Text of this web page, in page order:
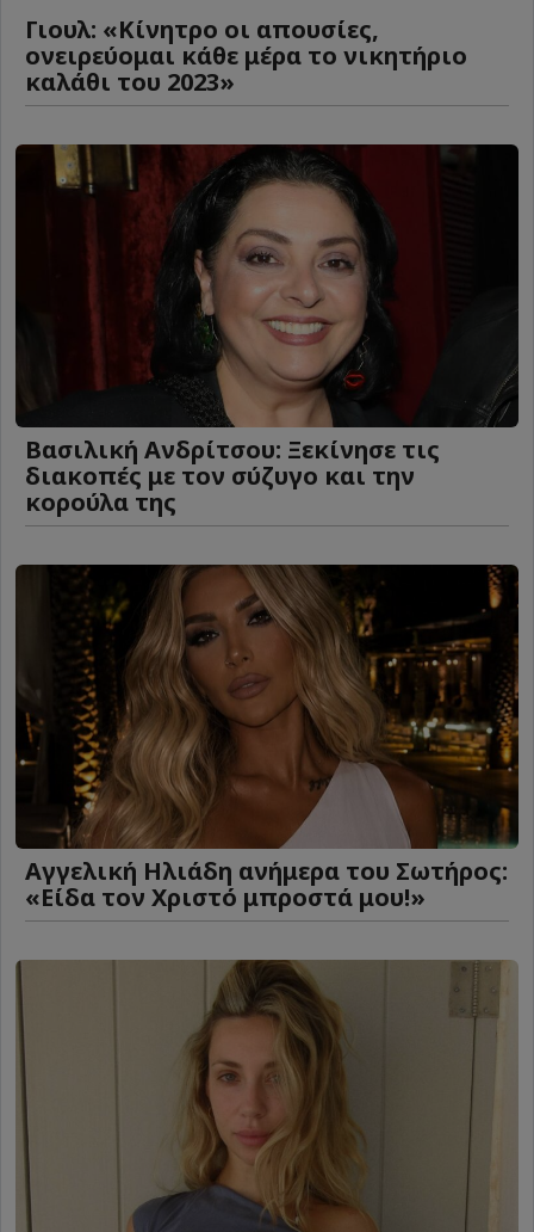
Γιουλ: «Κίνητρο οι απουσίες,
ονειρεύομαι κάθε μέρα το νικητήριο
καλάθι του 2023»
Βασιλική Ανδρίτσου: Ξεκίνησε τις
διακοπές με τον σύζυγο και την
κορούλα της
Αγγελική Ηλιάδη ανήμερα του Σωτήρος:
«Είδα τον Χριστό μπροστά μου!»